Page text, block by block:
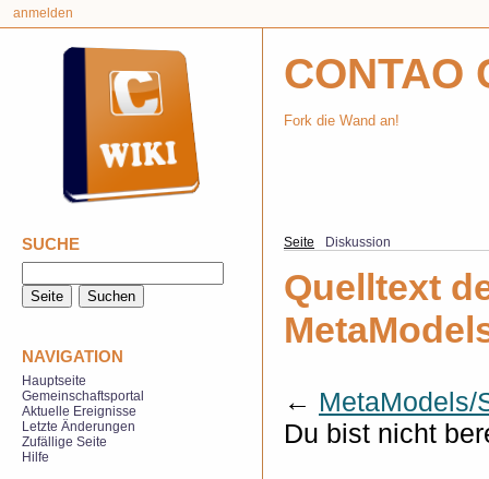
Quelltext
← MetaModels/
Du bist nicht
Seite Diskussion
anmelden
CONTAO
Fork die Wand an!
SUCHE
NAVIGATION
Hauptseite
Gemeinschaftsportal
Aktuelle Ereignisse
Letzte Änderungen
Zufällige Seite
Hilfe